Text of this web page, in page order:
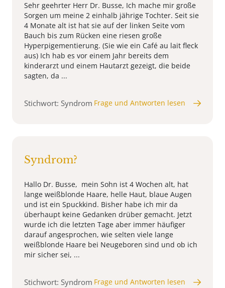
Sehr geehrter Herr Dr. Busse, Ich mache mir große
Sorgen um meine 2 einhalb jährige Tochter. Seit sie
4 Monate alt ist hat sie auf der linken Seite vom
Bauch bis zum Rücken eine riesen große
Hyperpigementierung. (Sie wie ein Café au lait fleck
aus) Ich hab es vor einem Jahr bereits dem
kinderarzt und einem Hautarzt gezeigt, die beide
sagten, da ...
Stichwort: Syndrom Frage und Antworten lesen
Syndrom?
Hallo Dr. Busse, mein Sohn ist 4 Wochen alt, hat
lange weißblonde Haare, helle Haut, blaue Augen
und ist ein Spuckkind. Bisher habe ich mir da
überhaupt keine Gedanken drüber gemacht. Jetzt
wurde ich die letzten Tage aber immer häufiger
darauf angesprochen, wie selten viele lange
weißblonde Haare bei Neugeboren sind und ob ich
mir sicher sei, ...
Stichwort: Syndrom Frage und Antworten lesen